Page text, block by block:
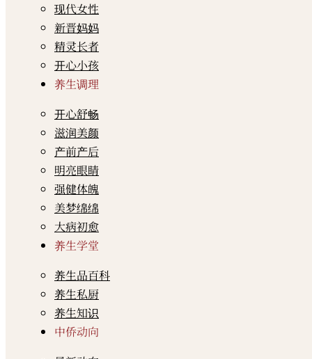
现代女性
新晋妈妈
精灵长者
开心小孩
养生调理
开心舒畅
滋润美颜
产前产后
明亮眼睛
强健体魄
美梦绵绵
大病初愈
养生学堂
养生品百科
养生私厨
养生知识
中侨动向